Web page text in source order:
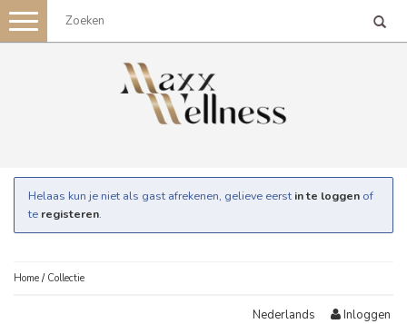
Toggle
navigation
Helaas kun je niet als gast afrekenen, gelieve eerst in te loggen of
te registeren.
Home / Collectie
Nederlands Inloggen